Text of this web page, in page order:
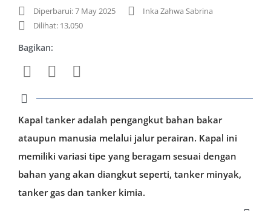
Diperbarui: 7 May 2025
Inka Zahwa Sabrina
Dilihat: 13,050
Bagikan:
Kapal tanker adalah pengangkut bahan bakar
ataupun manusia melalui jalur perairan. Kapal ini
memiliki variasi tipe yang beragam sesuai dengan
bahan yang akan diangkut seperti, tanker minyak,
tanker gas dan tanker kimia.